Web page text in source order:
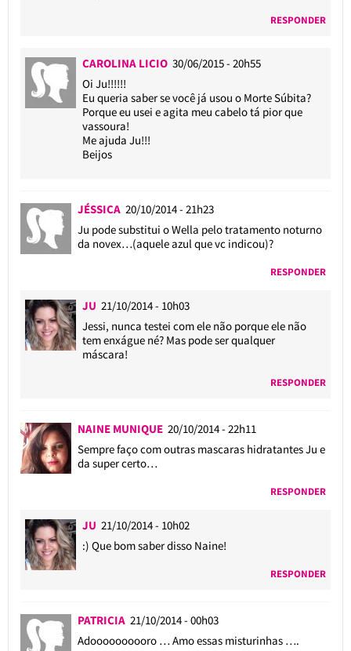
RESPONDER
CAROLINA LICIO30/06/2015 - 20h55
Oi Ju!!!!!!
Eu queria saber se você já usou o Morte Súbita?
Porque eu usei e agita meu cabelo tá pior que
vassoura!
Me ajuda Ju!!!
Beijos
JÉSSICA 20/10/2014 - 21h23
Ju pode substitui o Wella pelo tratamento noturno
da novex…(aquele azul que vc indicou)?
RESPONDER
JU 21/10/2014 - 10h03
Jessi, nunca testei com ele não porque ele não
tem enxágue né? Mas pode ser qualquer
máscara!
RESPONDER
NAINE MUNIQUE 20/10/2014 - 22h11
Sempre faço com outras mascaras hidratantes Ju e
da super certo…
RESPONDER
JU 21/10/2014 - 10h02
:) Que bom saber disso Naine!
RESPONDER
PATRICIA 21/10/2014 - 00h03
Adoooooooooro … Amo essas misturinhas ….